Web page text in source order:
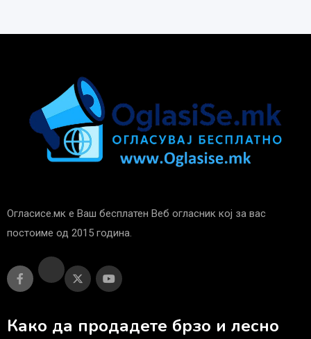
Огласисе.мк е Ваш бесплатен Веб огласник кој за вас
постоиме од 2015 година.
Како да продадете брзо и лесно